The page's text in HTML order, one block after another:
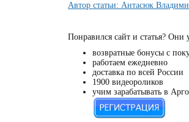
Автор статьи: Антасюк
Понравился сайт и статья? Они
возвратные бонусы с
работаем ежедневно
доставка по всей России
1900 видеороликов
учим зарабатывать в Арго